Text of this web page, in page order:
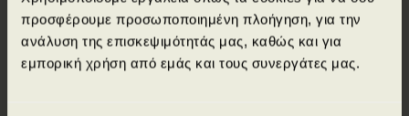
προσφέρουμε προσωποποιημένη πλοήγηση, για την
ανάλυση της επισκεψιμότητάς μας, καθώς και για
εμπορική χρήση από εμάς και τους συνεργάτες μας.
διεθνείς φορείς.